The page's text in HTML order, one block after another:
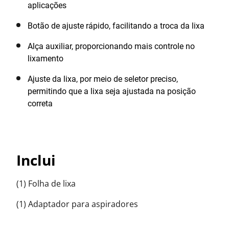
aplicações
Botão de ajuste rápido, facilitando a troca da lixa
Alça auxiliar, proporcionando mais controle no
lixamento
Ajuste da lixa, por meio de seletor preciso,
permitindo que a lixa seja ajustada na posição
correta
Inclui
(1) Folha de lixa
(1) Adaptador para aspiradores